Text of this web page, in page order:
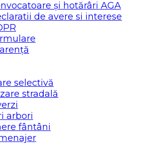
și hotărâri AGA
de avere si interese
selectivă
stradală
arbori
fântâni